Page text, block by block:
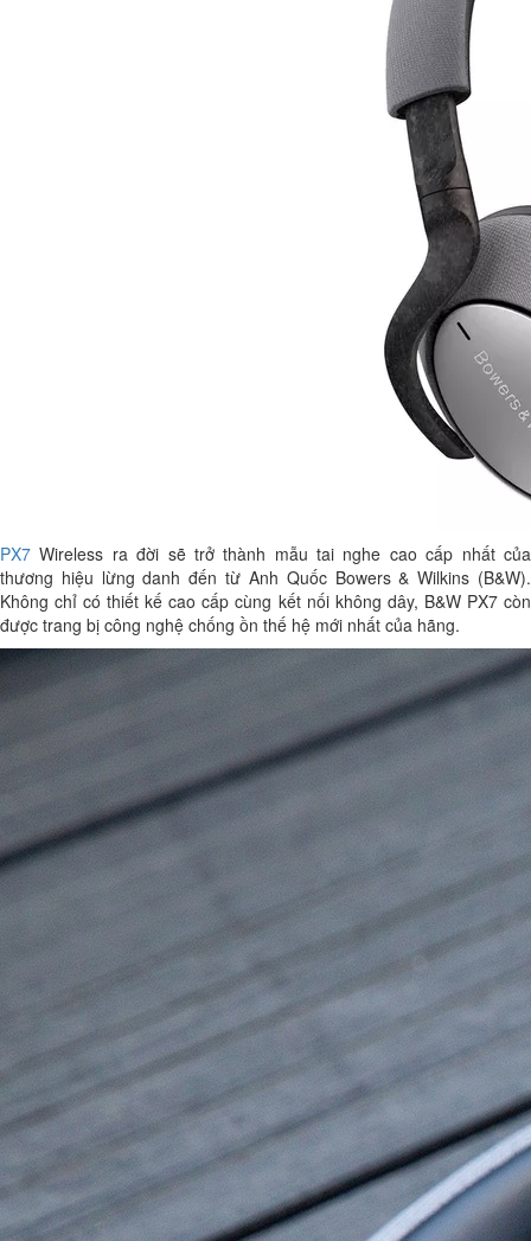
PX7 Wireless ra đời sẽ trở thành mẫu tai nghe cao cấp nhất của
thương hiệu lừng danh đến từ Anh Quốc Bowers & Wilkins (B&W).
Không chỉ có thiết kế cao cấp cùng kết nối không dây, B&W PX7 còn
được trang bị công nghệ chống ồn thế hệ mới nhất của hãng.